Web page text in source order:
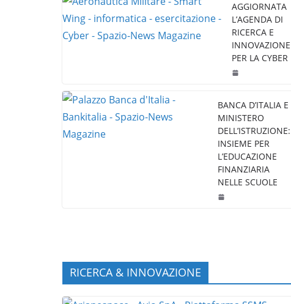
AGGIORNATA
L’AGENDA DI
RICERCA E
INNOVAZIONE
PER LA CYBER
BANCA D’ITALIA E
MINISTERO
DELL’ISTRUZIONE:
INSIEME PER
L’EDUCAZIONE
FINANZIARIA
NELLE SCUOLE
RICERCA & INNOVAZIONE